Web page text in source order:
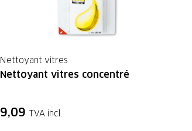
Nettoyant vitres
Nettoyant vitres concentré
9,09 TVA incl.